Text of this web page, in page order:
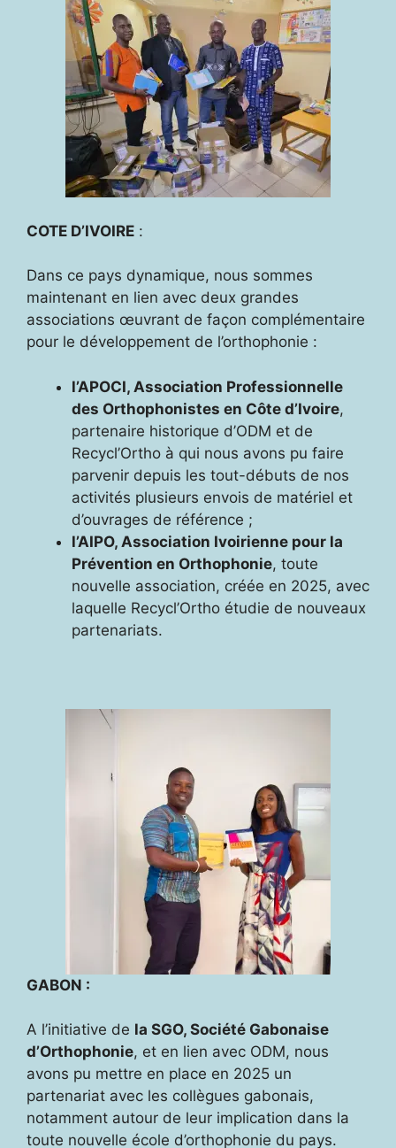
COTE D’IVOIRE :
Dans ce pays dynamique, nous sommes
maintenant en lien avec deux grandes
associations œuvrant de façon complémentaire
pour le développement de l’orthophonie :
l’APOCI, Association Professionnelle
des Orthophonistes en Côte d’Ivoire,
partenaire historique d’ODM et de
Recycl’Ortho à qui nous avons pu faire
parvenir depuis les tout-débuts de nos
activités plusieurs envois de matériel et
d’ouvrages de référence ;
l’AIPO, Association Ivoirienne pour la
Prévention en Orthophonie, toute
nouvelle association, créée en 2025, avec
laquelle Recycl’Ortho étudie de nouveaux
partenariats.
GABON :
A l’initiative de la SGO, Société Gabonaise
d’Orthophonie, et en lien avec ODM, nous
avons pu mettre en place en 2025 un
partenariat avec les collègues gabonais,
notamment autour de leur implication dans la
toute nouvelle école d’orthophonie du pays.